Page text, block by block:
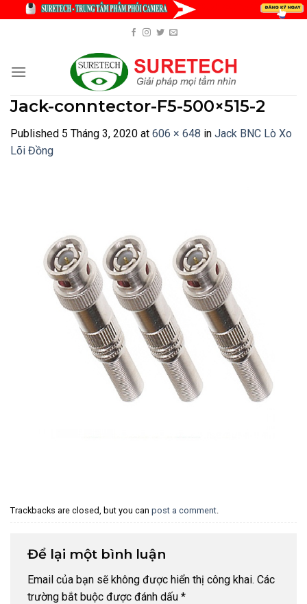
Jack-conntector-F5-500×515-2
Published 5 Tháng 3, 2020 at 606 × 648 in Jack BNC Lò Xo
Lõi Đồng
Trackbacks are closed, but you can post a comment
Để lại một bình luận
Email của bạn sẽ không được hiển thị công khai. Các
trường bắt buộc được đánh dấu *